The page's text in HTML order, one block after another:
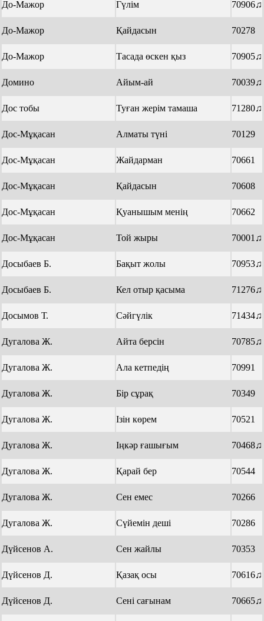
До-Мажор Гүлім 70906♫
До-Мажор Қайдасын 70278
До-Мажор Тасада өскен қыз 70905♫
Домино Айым-ай 70039♫
Дос тобы Туған жерім тамаша 71280♫
Дос-Мұқасан Алматы түні 70129
Дос-Мұқасан Жайдарман 70661
Дос-Мұқасан Қайдасын 70608
Дос-Мұқасан Қуанышым менің 70662
Дос-Мұқасан Той жыры 70001♫
Досыбаев Б. Бақыт жолы 70953♫
Досыбаев Б. Кел отыр қасыма 71276♫
Досымов Т. Сәйгүлік 71434♫
Дугалова Ж. Айта берсін 70785♫
Дугалова Ж. Ала кетпедің 70991
Дугалова Ж. Бір сұрақ 70349
Дугалова Ж. Ізін көрем 70521
Дугалова Ж. Іңкәр ғашығым 70468♫
Дугалова Ж. Қарай бер 70544
Дугалова Ж. Сен емес 70266
Дугалова Ж. Сүйемін деші 70286
Дүйсенов А. Сен жайлы 70353
Дүйсенов Д. Қазақ осы 70616♫
Дүйсенов Д. Сені сағынам 70665♫